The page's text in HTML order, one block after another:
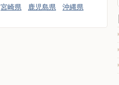
宮崎県 鹿児島県 沖縄県